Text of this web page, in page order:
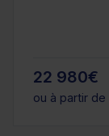
22 980€
ou à partir de